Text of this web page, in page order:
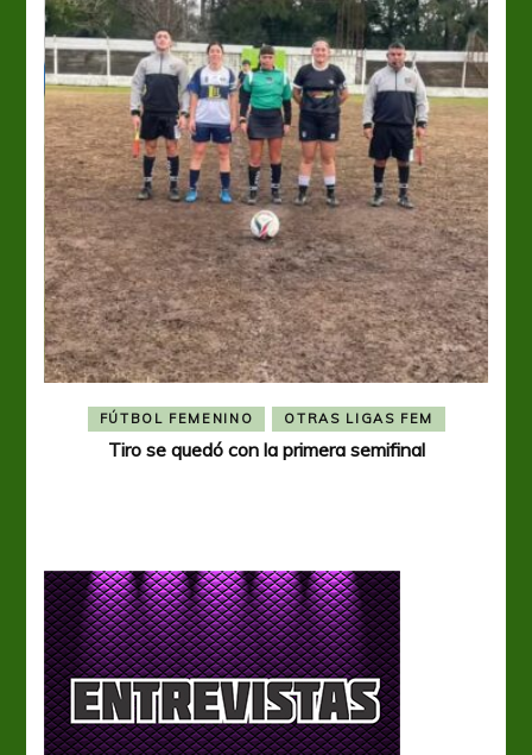
FÚTBOL FEMENINO OTRAS LIGAS FEM
Tiro se quedó con la primera semifinal